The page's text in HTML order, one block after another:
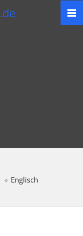
.de
Englisch